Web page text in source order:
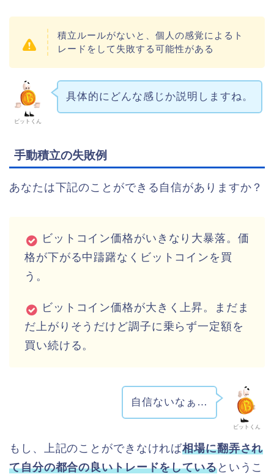
積立ルールがないと、個人の感覚によるト
レードをして失敗する可能性がある
ビットくん
具体的にどんな感じか説明しますね。
手動積立の失敗例
あなたは下記のことができる自信がありますか？
ビットコイン価格がいきなり大暴落。価
格が下がる中躊躇なくビットコインを買
う。
ビットコイン価格が大きく上昇。まだま
だ上がりそうだけど調子に乗らず一定額を
買い続ける。
ビットくん
自信ないなぁ…
もし、上記のことができなければ相場に翻弄され
て自分の都合の良いトレードをしているというこ